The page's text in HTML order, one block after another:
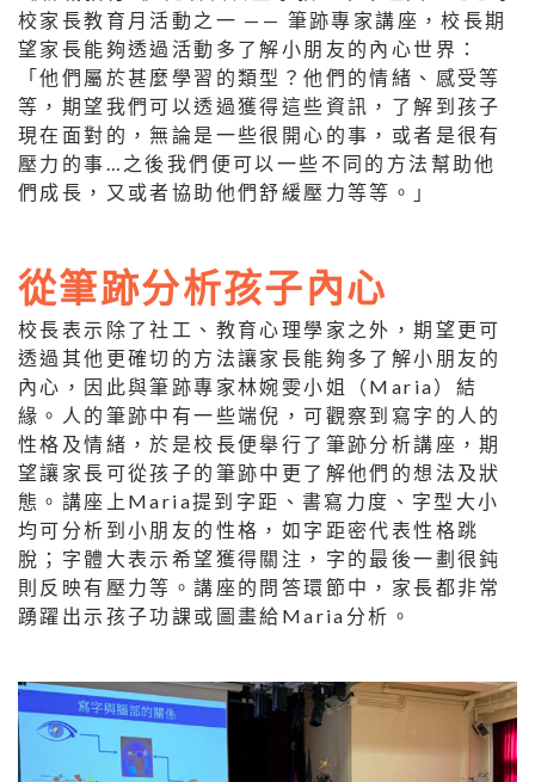
校家長教育月活動之一 —— 筆跡專家講座，校長期
望家長能夠透過活動多了解小朋友的內心世界：
「他們屬於甚麼學習的類型？他們的情緒、感受等
等，期望我們可以透過獲得這些資訊，了解到孩子
現在面對的，無論是一些很開心的事，或者是很有
壓力的事…之後我們便可以一些不同的方法幫助他
們成長，又或者協助他們舒緩壓力等等。」
從筆跡分析孩子內心
校長表示除了社工、教育心理學家之外，期望更可
透過其他更確切的方法讓家長能夠多了解小朋友的
內心，因此與筆跡專家林婉雯小姐（Maria）結
緣。人的筆跡中有一些端倪，可觀察到寫字的人的
性格及情緒，於是校長便舉行了筆跡分析講座，期
望讓家長可從孩子的筆跡中更了解他們的想法及狀
態。講座上Maria提到字距、書寫力度、字型大小
均可分析到小朋友的性格，如字距密代表性格跳
脫；字體大表示希望獲得關注，字的最後一劃很鈍
則反映有壓力等。講座的問答環節中，家長都非常
踴躍出示孩子功課或圖畫給Maria分析。